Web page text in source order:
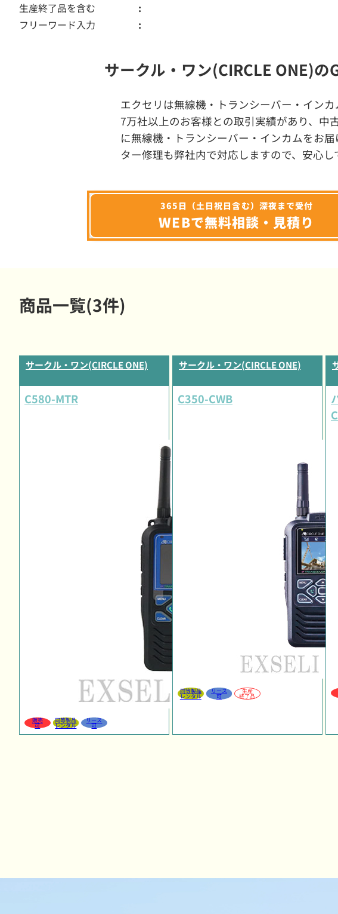
生産終了品を含む
フリーワード入力
サークル・ワン(CIRCLE ONE)
エクセリは無線機・トランシーバー・イン
7万社以上のお客様との取引実績があり、中
に無線機・トランシーバー・インカムをお
ター修理も弊社内で対応しますので、安心し
365日（土日祝日含む）深夜まで受付
WEBで無料相談・見積り
商品一覧(3件)
サークル・ワン(CIRCLE ONE)
C580-MTR
販売
可
同等製品
レンタル
リース
可
サークル・ワン(CIRCLE ONE)
C350-CWB
同等製品
レンタル
リース
可
生産
終了品